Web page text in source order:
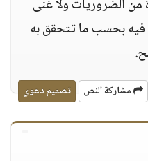
الضروريات ولا غنى
فيه بحسب ما تتحقق به
مشاركة النص تصميم دعوي